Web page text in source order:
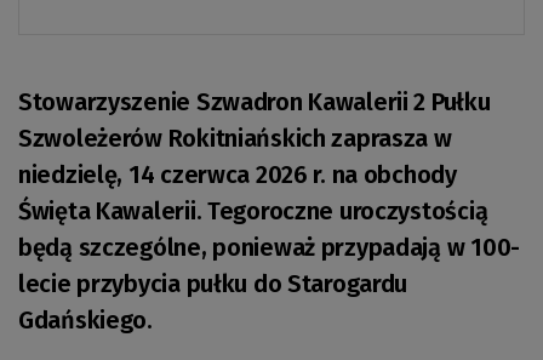
Stowarzyszenie Szwadron Kawalerii 2 Pułku
Szwoleżerów Rokitniańskich zaprasza w
niedzielę, 14 czerwca 2026 r. na obchody
Święta Kawalerii. Tegoroczne uroczystością
będą szczególne, ponieważ przypadają w 100-
lecie przybycia pułku do Starogardu
Gdańskiego.